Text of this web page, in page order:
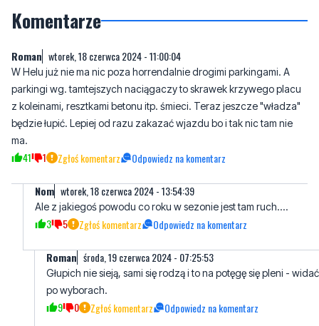
Komentarze
Roman wtorek, 18 czerwca 2024 - 11:00:04
W Helu już nie ma nic poza horrendalnie drogimi parkingami. A
parkingi wg. tamtejszych naciągaczy to skrawek krzywego placu
z koleinami, resztkami betonu itp. śmieci. Teraz jeszcze "władza"
będzie łupić. Lepiej od razu zakazać wjazdu bo i tak nic tam nie
ma.
41 1 Zgłoś komentarz Odpowiedz na komentarz
Nom wtorek, 18 czerwca 2024 - 13:54:39
Ale z jakiegoś powodu co roku w sezonie jest tam ruch....
3 5 Zgłoś komentarz Odpowiedz na komentarz
Roman środa, 19 czerwca 2024 - 07:25:53
Głupich nie sieją, sami się rodzą i to na potęgę się pleni - widać
po wyborach.
9 0 Zgłoś komentarz Odpowiedz na komentarz